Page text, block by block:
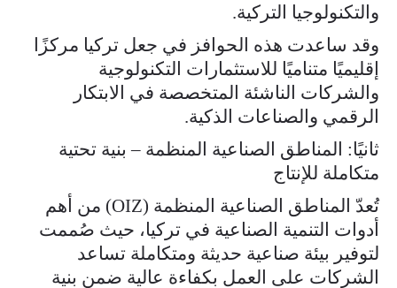
والتكنولوجيا التركية.
وقد ساعدت هذه الحوافز في جعل تركيا مركزًا
إقليميًا متناميًا للاستثمارات التكنولوجية
والشركات الناشئة المتخصصة في الابتكار
الرقمي والصناعات الذكية.
ثانيًا: المناطق الصناعية المنظمة – بنية تحتية
متكاملة للإنتاج
تُعدّ المناطق الصناعية المنظمة (OIZ) من أهم
أدوات التنمية الصناعية في تركيا، حيث صُممت
لتوفير بيئة صناعية حديثة ومتكاملة تساعد
الشركات على العمل بكفاءة عالية ضمن بنية